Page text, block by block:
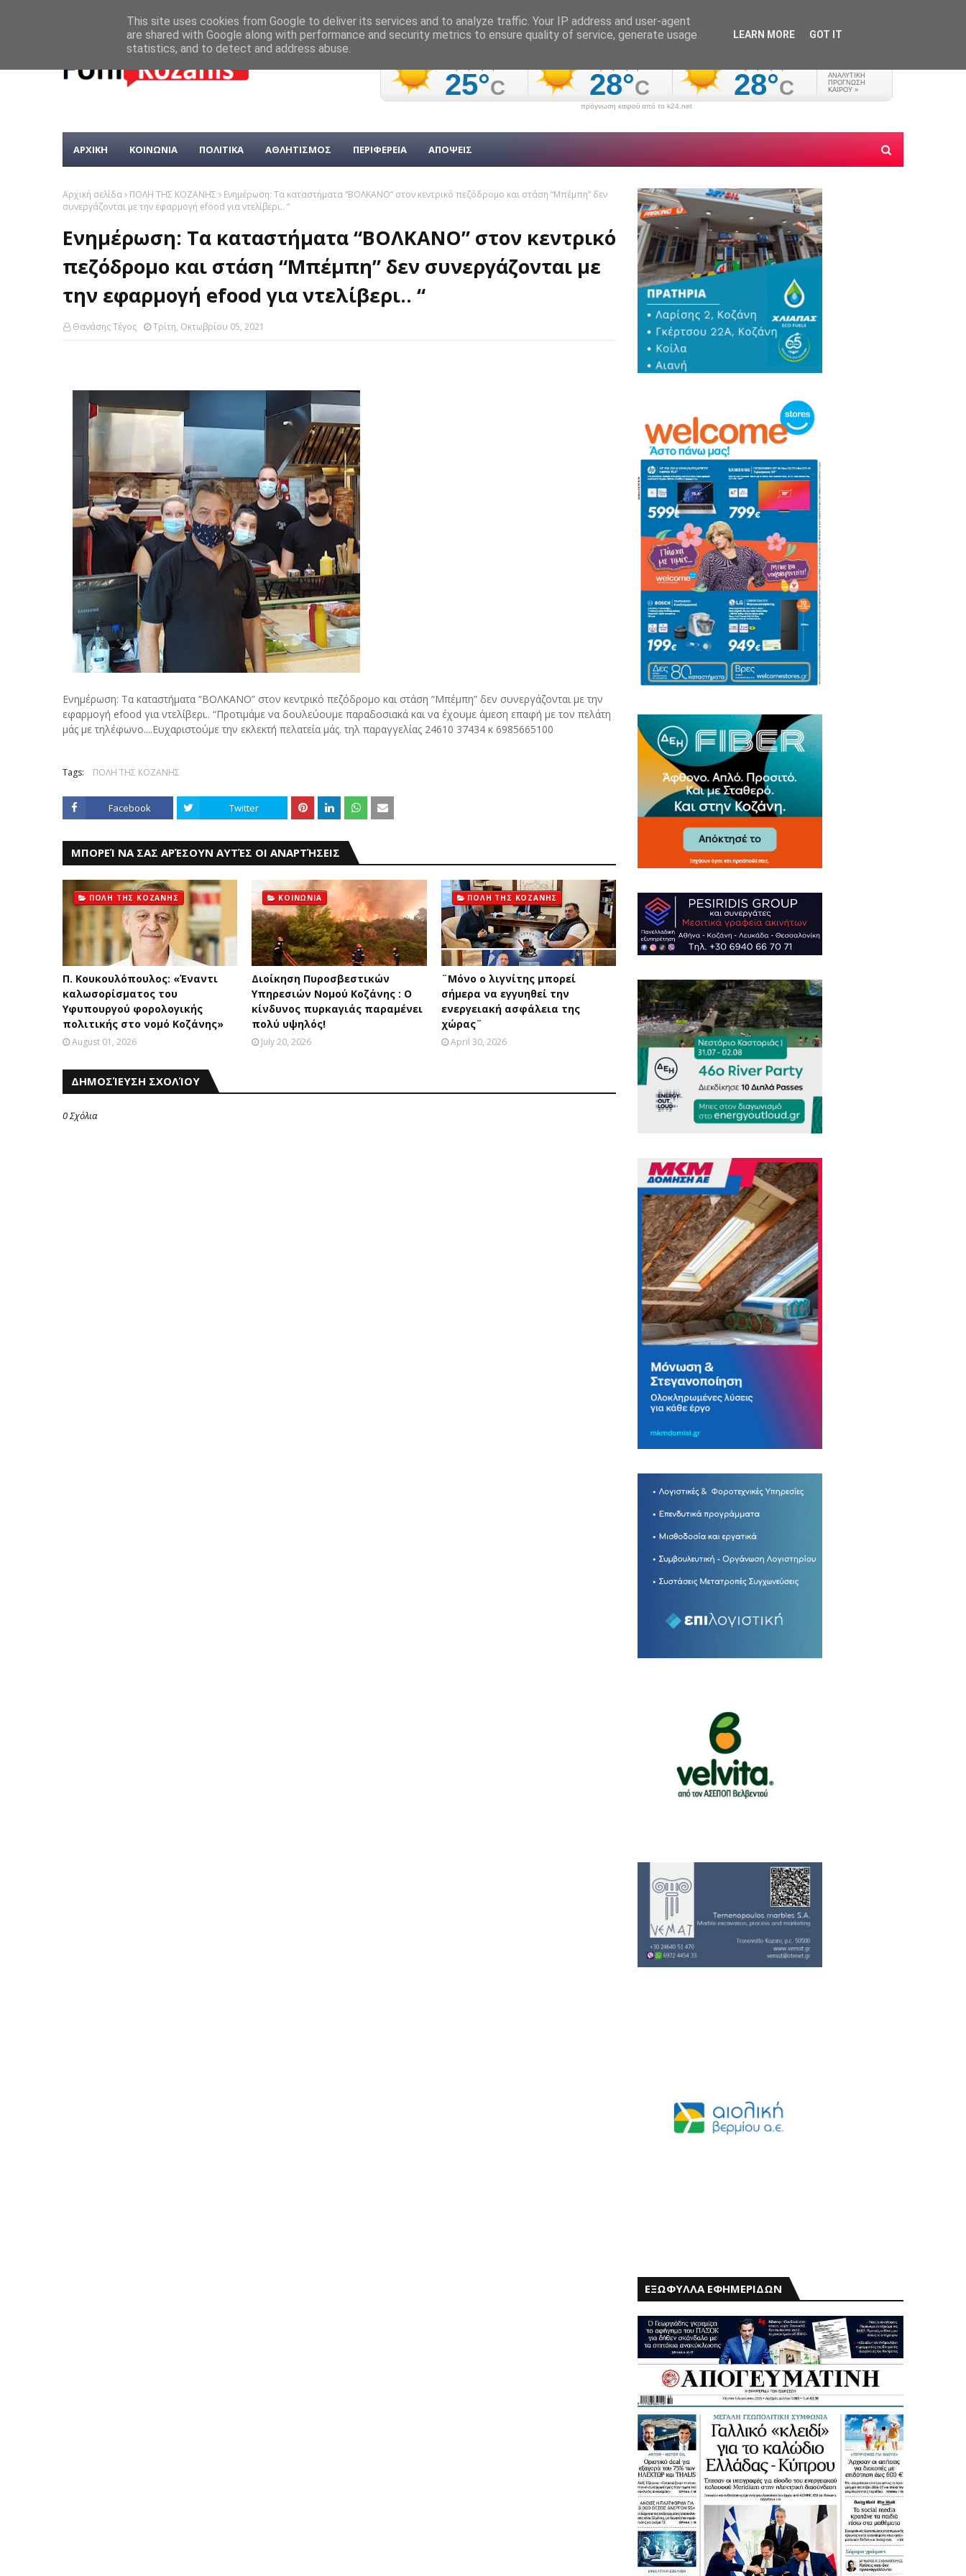
πρόγνωση καιρού από το k24.net
ΑΡΧΙΚΗ ΚΟΙΝΩΝΙΑ ΠΟΛΙΤΙΚΑ ΑΘΛΗΤΙΣΜΟΣ ΠΕΡΙΦΕΡΕΙΑ ΑΠΟΨΕΙΣ
Αρχική σελίδα ΠΟΛΗ ΤΗΣ ΚΟΖΑΝΗΣ
Ενημέρωση: Τα καταστήματα “ΒΟΛΚΑΝΟ” στον κεντρικό πεζόδρομο και στάση “Μπέμπη” δεν
συνεργάζονται με την εφαρμογή efood για ντελίβερι.. “
Ενημέρωση: Τα καταστήματα “ΒΟΛΚΑΝΟ” στον κεντρικό
πεζόδρομο και στάση “Μπέμπη” δεν συνεργάζονται με
την εφαρμογή efood για ντελίβερι.. “
Θανάσης Τέγος Τρίτη, Οκτωβρίου 05, 2021
Ενημέρωση: Τα καταστήματα “ΒΟΛΚΑΝΟ” στον κεντρικό πεζόδρομο και στάση “Μπέμπη” δεν συνεργάζονται με την
εφαρμογή efood για ντελίβερι.. “Προτιμάμε να δουλεύουμε παραδοσιακά και να έχουμε άμεση επαφή με τον πελάτη
μάς με τηλέφωνο....Ευχαριστούμε την εκλεκτή πελατεία μάς. τηλ παραγγελίας 24610 37434 κ 6985665100
Tags: ΠΟΛΗ ΤΗΣ ΚΟΖΑΝΗΣ
Facebook Twitter
ΜΠΟΡΕΊ ΝΑ ΣΑΣ ΑΡΈΣΟΥΝ ΑΥΤΈΣ ΟΙ ΑΝΑΡΤΉΣΕΙΣ
ΠΟΛΗ ΤΗΣ ΚΟΖΑΝΗΣ
Π. Κουκουλόπουλος: «Έναντι
καλωσορίσματος του
Υφυπουργού φορολογικής
πολιτικής στο νομό Κοζάνης»
August 01, 2026
ΚΟΙΝΩΝΙΑ
Διοίκηση Πυροσβεστικών
Υπηρεσιών Νομού Κοζάνης : Ο
κίνδυνος πυρκαγιάς παραμένει
πολύ υψηλός!
July 20, 2026
ΠΟΛΗ ΤΗΣ ΚΟΖΑΝΗΣ
¨Μόνο ο λιγνίτης μπορεί
σήμερα να εγγυηθεί την
ενεργειακή ασφάλεια της
χώρας¨
April 30, 2026
ΔΗΜΟΣΊΕΥΣΗ ΣΧΟΛΊΟΥ
0 Σχόλια
ΕΞΩΦΥΛΛΑ ΕΦΗΜΕΡΙΔΩΝ
This site uses cookies from Google to deliver its services and to analyze traffic. Your IP address and user-agent
are shared with Google along with performance and security metrics to ensure quality of service, generate usage
statistics, and to detect and address abuse.
LEARN MORE GOT IT